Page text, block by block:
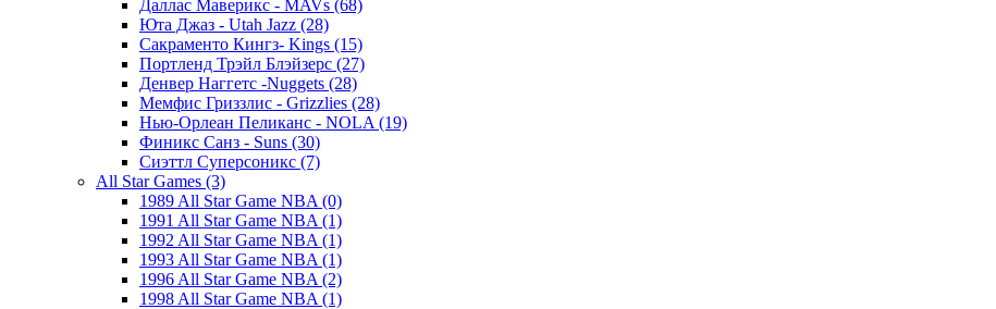
Даллас Маверикс - MAVs (68)
Юта Джаз - Utah Jazz (28)
Сакраменто Кингз- Kings (15)
Портленд Трэйл Блэйзерс (27)
Денвер Наггетс -Nuggets (28)
Мемфис Гриззлис - Grizzlies (28)
Нью-Орлеан Пеликанс - NOLA (19)
Финикс Санз - Suns (30)
Сиэттл Суперсоникс (7)
All Star Games (3)
1989 All Star Game NBA (0)
1991 All Star Game NBA (1)
1992 All Star Game NBA (1)
1993 All Star Game NBA (1)
1996 All Star Game NBA (2)
1998 All Star Game NBA (1)